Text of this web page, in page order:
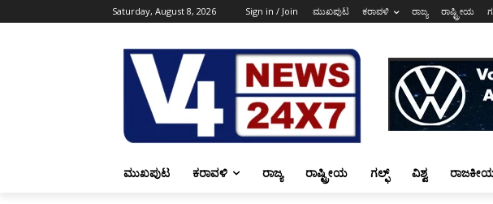
Saturday, August 8, 2026 Sign in / Join ಮುಖಪುಟ ಕರಾವಳಿ ರಾಜ್ಯ ರಾಷ್ಟ್ರೀಯ
ಮುಖಪುಟ ಕರಾವಳಿ ರಾಜ್ಯ ರಾಷ್ಟ್ರೀಯ ಗಲ್ಫ್ ವಿಶ್ವ